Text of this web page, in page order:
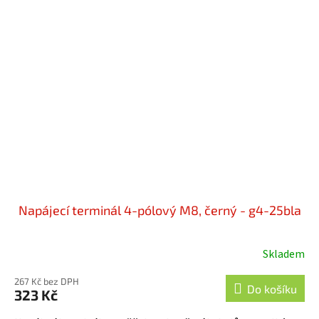
Napájecí terminál 4-pólový M8, černý - g4-25bla
Skladem
267 Kč bez DPH
323 Kč Do košíku